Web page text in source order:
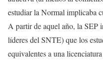
estudiar la Normal implicaba
A partir de aquel año, la
líderes del SNTE) que los
equivalentes a una